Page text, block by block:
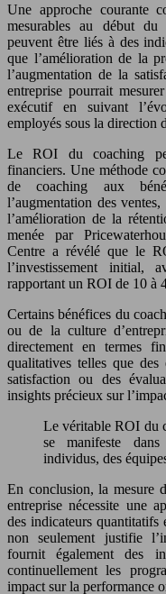
Une approche courante
mesurables au début du
peuvent être liés à des
que l’amélioration de la
l’augmentation de la
entreprise pourrait
exécutif en suivant
employés sous la direction
Le ROI du coaching
financiers. Une méthode
de coaching aux
l’augmentation des
l’amélioration de la
menée par
Centre a révélé que le
l’investissement initial,
rapportant un ROI de 10 à
Certains bénéfices du
ou de la culture
directement en termes
qualitatives telles que des
satisfaction ou des
insights précieux sur
Le véritable ROI du
se manifeste
individus, des
En conclusion, la mesure
entreprise nécessite une
des indicateurs quantitatifs
non seulement justifie
fournit également des
continuellement les
impact sur la performance